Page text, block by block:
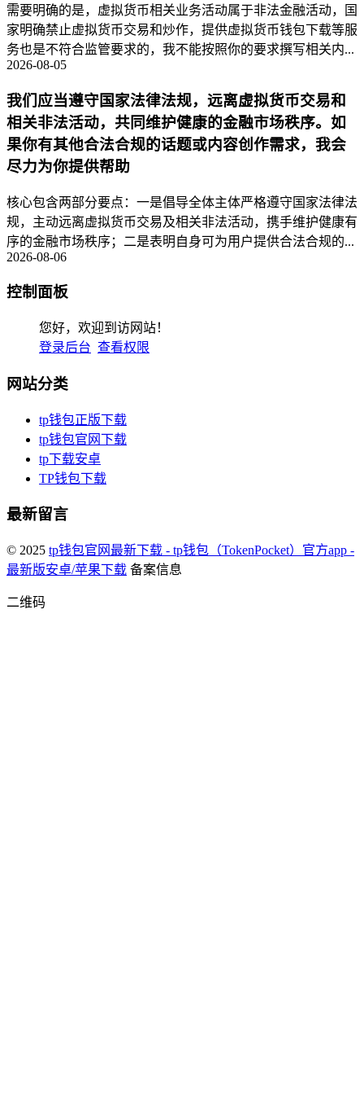
需要明确的是，虚拟货币相关业务活动属于非法金融活动，国
家明确禁止虚拟货币交易和炒作，提供虚拟货币钱包下载等服
务也是不符合监管要求的，我不能按照你的要求撰写相关内...
2026-08-05
我们应当遵守国家法律法规，远离虚拟货币交易和
相关非法活动，共同维护健康的金融市场秩序。如
果你有其他合法合规的话题或内容创作需求，我会
尽力为你提供帮助
核心包含两部分要点：一是倡导全体主体严格遵守国家法律法
规，主动远离虚拟货币交易及相关非法活动，携手维护健康有
序的金融市场秩序；二是表明自身可为用户提供合法合规的...
2026-08-06
控制面板
您好，欢迎到访网站！
登录后台 查看权限
网站分类
tp钱包正版下载
tp钱包官网下载
tp下载安卓
TP钱包下载
最新留言
© 2025 tp钱包官网最新下载 - tp钱包（TokenPocket）官方app -
最新版安卓/苹果下载 备案信息
二维码